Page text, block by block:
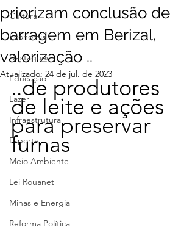
Cultura
Economia
Destaques
Educação
Lazer
Infraestrutura
Esporte
Meio Ambiente
Lei Rouanet
Minas e Energia
Reforma Política
priorizam conclusão de
barragem em Berizal,
valorização ..
Atualizado: 24 de jul. de 2023
..de produtores
de leite e ações
para preservar
furnas